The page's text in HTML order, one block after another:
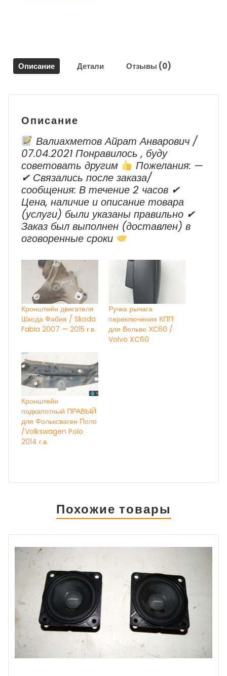
QX56
JA60
Описание Детали Отзывы (0)
Описание
Валиахметов Айрат Анварович /
07.04.2021 Понравилось , буду
советовать другим
Пожелания: —
✔ Cвязались после заказа/
сообщения: В течение 2 часов ✔
Цена, наличие и описание товара
(услуги) были указаны правильно ✔
Заказ был выполнен (доставлен) в
оговоренные сроки
Кронштейн двигателя
Шкода Фабия / Skoda
Fabia 2007 — 2015 г.в.
Ручка рычага
переключения КПП
для Вольво ХС60 /
Volvo XC60
Кронштейн
подкапотный ПРАВЫЙ
для Фольксваген Поло
/Volkswagen Polo
2014 г.в.
Похожие товары